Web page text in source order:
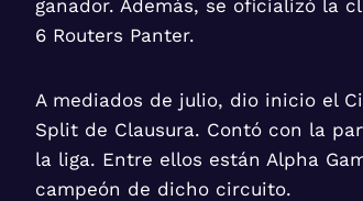
ganador. Además, se oficializó la
6 Routers Panter.
A mediados de julio, dio inicio el
Split de Clausura. Contó con la
la liga. Entre ellos están Alpha
campeón de dicho circuito.